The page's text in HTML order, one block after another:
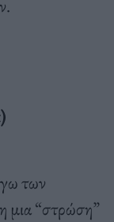
των
μια “στρώση”